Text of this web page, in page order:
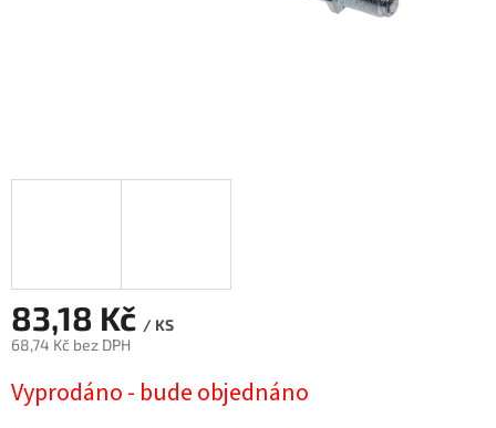
83,18 Kč / KS
68,74 Kč bez DPH
cena:
Vyprodáno - bude objednáno